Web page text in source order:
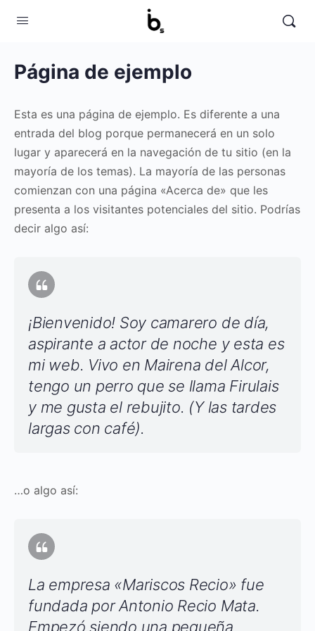
Página de ejemplo
Esta es una página de ejemplo. Es diferente a una
entrada del blog porque permanecerá en un solo
lugar y aparecerá en la navegación de tu sitio (en la
mayoría de los temas). La mayoría de las personas
comienzan con una página «Acerca de» que les
presenta a los visitantes potenciales del sitio. Podrías
decir algo así:
¡Bienvenido! Soy camarero de día,
aspirante a actor de noche y esta es
mi web. Vivo en Mairena del Alcor,
tengo un perro que se llama Firulais
y me gusta el rebujito. (Y las tardes
largas con café).
…o algo así:
La empresa «Mariscos Recio» fue
fundada por Antonio Recio Mata.
Empezó siendo una pequeña